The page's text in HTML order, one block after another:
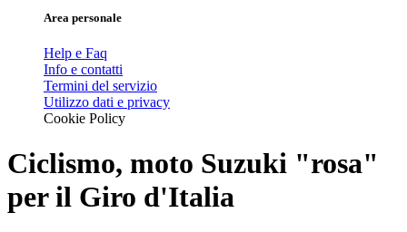
Area personale
Help e Faq
Info e contatti
Termini del servizio
Utilizzo dati e privacy
Cookie Policy
Ciclismo, moto Suzuki "rosa"
per il Giro d'Italia